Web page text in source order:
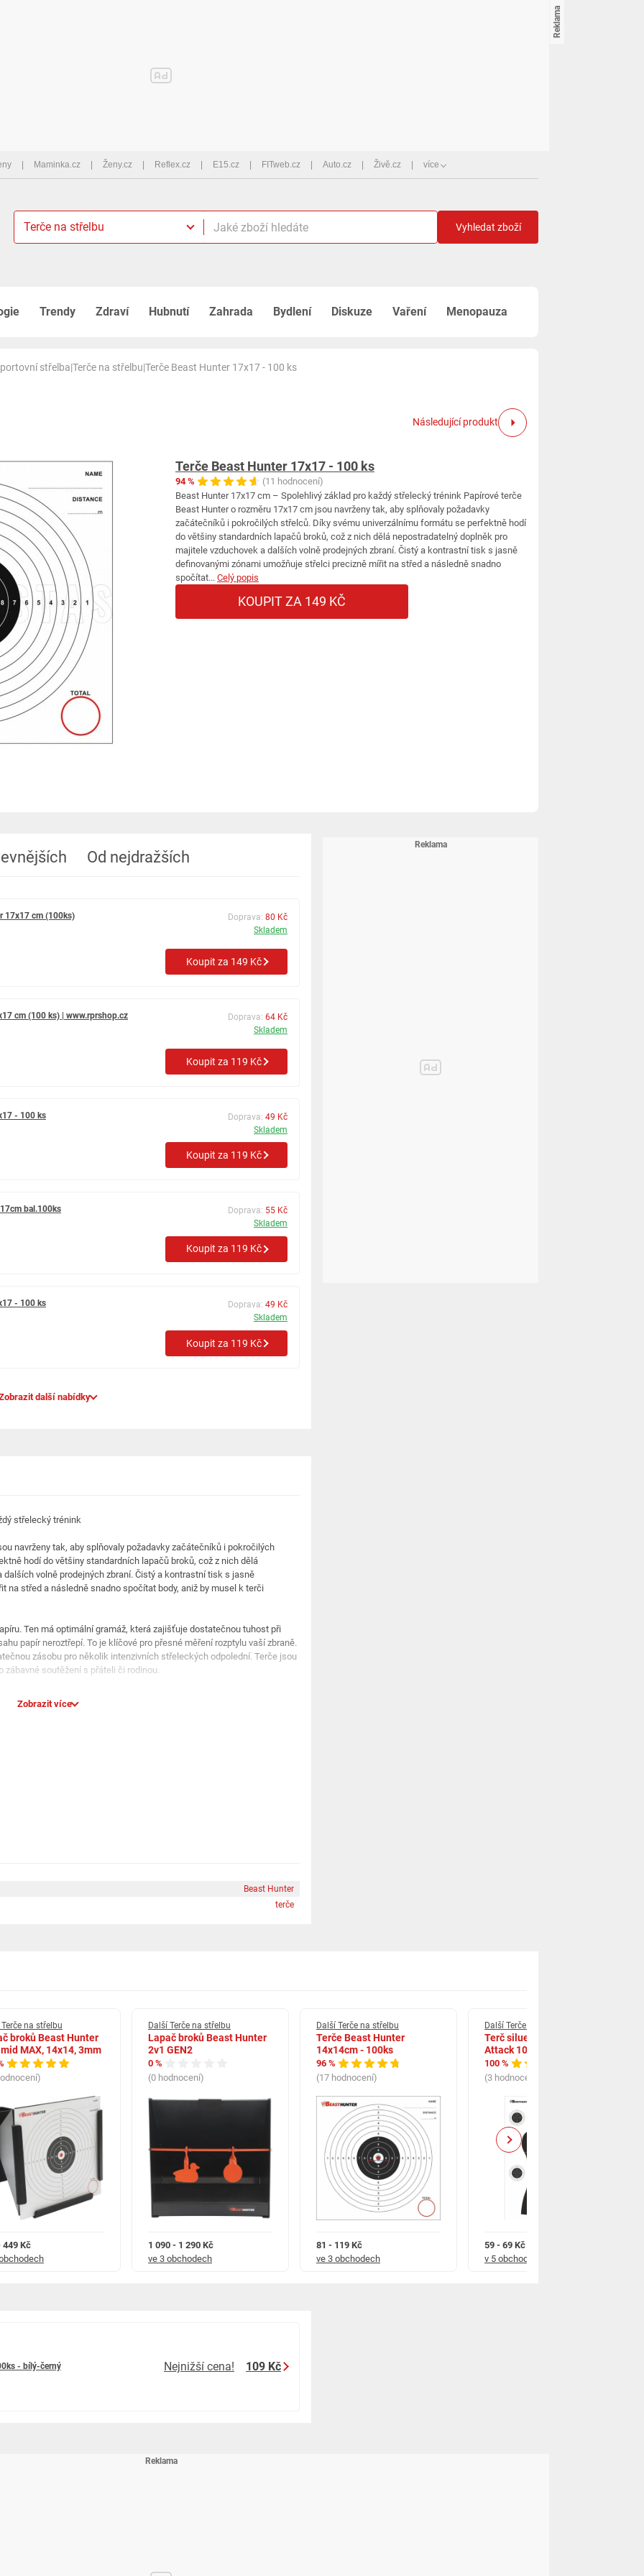
Maminka.cz Ženy.cz Reflex.cz E15.cz FITweb.cz Auto.cz Živě.cz více
Terče na střelbu Vyhledat zboží
Trendy Zdraví Hubnutí Zahrada Bydlení Diskuze Vaření Menopauza
střelba|Terče na střelbu|Terče Beast Hunter 17x17 - 100 ks
Následující produkt
Terče Beast Hunter 17x17 - 100 ks
94 %
(11 hodnocení)
Beast Hunter 17x17 cm – Spolehlivý základ pro každý střelecký trénink Papírové terče
Beast Hunter o rozměru 17x17 cm jsou navrženy tak, aby splňovaly požadavky
začátečníků i pokročilých střelců. Díky svému univerzálnímu formátu se perfektně hodí
do většiny standardních lapačů broků, což z nich dělá nepostradatelný doplněk pro
majitele vzduchovek a dalších volně prodejných zbraní. Čistý a kontrastní tisk s jasně
definovanými zónami umožňuje střelci precizně mířit na střed a následně snadno
spočítat... Celý popis
KOUPIT ZA 149 KČ
Od nejdražších
17x17 cm (100ks) Doprava: 80 Kč
Skladem
Koupit za 149 Kč
cm (100 ks) | www.rprshop.cz Doprava: 64 Kč
Skladem
Koupit za 119 Kč
- 100 ks Doprava: 49 Kč
Skladem
Koupit za 119 Kč
bal.100ks Doprava: 55 Kč
Skladem
Koupit za 119 Kč
- 100 ks Doprava: 49 Kč
Skladem
Koupit za 119 Kč
další nabídky
střelecký trénink
navrženy tak, aby splňovaly požadavky začátečníků i pokročilých
hodí do většiny standardních lapačů broků, což z nich dělá
volně prodejných zbraní. Čistý a kontrastní tisk s jasně
na střed a následně snadno spočítat body, aniž by musel k terči
Ten má optimální gramáž, která zajišťuje dostatečnou tuhost při
papír neroztřepí. To je klíčové pro přesné měření rozptylu vaší zbraně.
zásobu pro několik intenzivních střeleckých odpolední. Terče jsou
soutěžení s přáteli či rodinou.
klasikou, která nezklame na žádné střelnici.
lapačů a držáků.
čisté průstřely.
do většiny kovových lapačů a držáků určených pro vzduchové
je dostatečně pevný, aby zvládl i průstřely střelivem typu .22 LR.
jejich strukturu. Pro zachování čistých průstřelů doporučujeme
Zobrazit více
Beast Hunter
terče
Terče na střelbu
broků Beast Hunter
MAX, 14x14, 3mm
449 Kč
Další Terče na střelbu
Lapač broků Beast Hunter
2v1 GEN2
0 %
(0 hodnocení)
1 090 - 1 290 Kč
ve 3 obchodech
Další Terče na střelbu
Terče Beast Hunter
14x14cm - 100ks
96 %
(17 hodnocení)
81 - 119 Kč
ve 3 obchodech
Další Terče na střelbu
Terč silueta Beast Hunter
Attack 10ks
100 %
(3 hodnocení)
59 - 69 Kč
v 5 obchodech
Next
- bílý-černý Nejnižší cena! 109 Kč